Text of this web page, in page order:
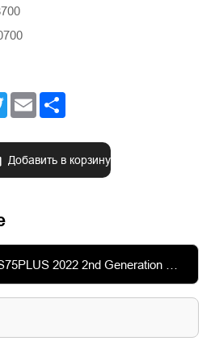
TwitterEmail
Добавить в корзину